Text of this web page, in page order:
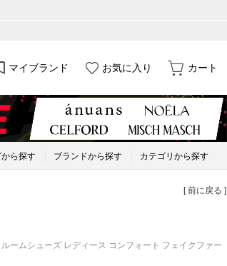
マイブランド お気に入り カート
ら探す ブランドから探す カテゴリから探す
[ 前に戻る ]
ームシューズ レディース コンフォート フェイクファー